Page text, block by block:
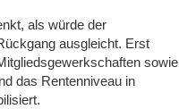
als würde der
ausgleicht. Erst
sowie
das Rentenniveau in